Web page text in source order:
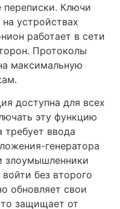
Ключи
устройствах
работает в сети
Протоколы
максимальную
доступна для всех
эту функцию
требует ввода
генератора
злоумышленники
без второго
обновляет свои
защищает от